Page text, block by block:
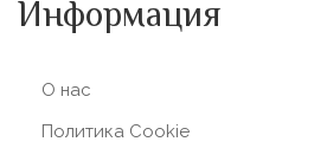
Информация
О нас
Политика Сookie